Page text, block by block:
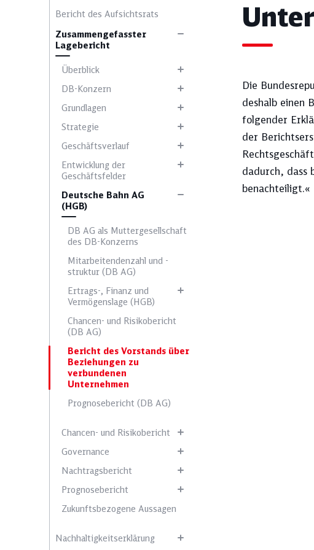
Bericht des Aufsichtsrats
Zusammengefasster
Lagebericht
Überblick
DB-Konzern
Grundlagen
Strategie
Geschäftsverlauf
Entwicklung der
Geschäftsfelder
Deutsche Bahn AG
(HGB)
DB AG als Muttergesellschaft
des DB-Konzerns
Mitarbeitendenzahl und -
struktur (DB AG)
Ertrags-, Finanz und
Vermögenslage (HGB)
Chancen- und Risikobericht
(DB AG)
Bericht des Vorstands über
Beziehungen zu
verbundenen
Unternehmen
Prognosebericht (DB AG)
Chancen- und Risikobericht
Governance
Nachtragsbericht
Prognosebericht
Zukunftsbezogene Aussagen
Nachhaltigkeitserklärung
Die
des­halb einen
folgender
der
dadurch, dass
benachteiligt.«
Wählen Sie ein
Ergebnisentwicklung
Mitarbeitendenzufriedenheit
Umsatz